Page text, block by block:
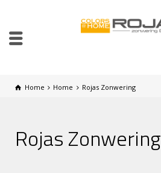
Home Home Rojas Zonwering
Rojas Zonwering